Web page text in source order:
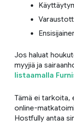
Jos haluat
myyjiä ja
listaamalla
Tämä ei tarkoita,
online-
Hostfully antaa